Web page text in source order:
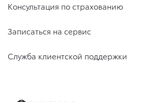
Консультация по страхованию
Записаться на сервис
Служба клиентской поддержки